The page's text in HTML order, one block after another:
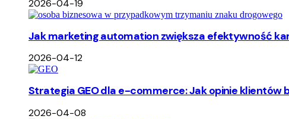
2026-04-19
Jak marketing automation zwiększa efektywność
2026-04-12
Strategia GEO dla e-commerce: Jak opinie klientów
2026-04-08